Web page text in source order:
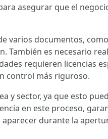
asegurar que el
varios documentos,
También es necesario
requieren licencias
control más riguroso.
y sector, ya que esto
en este proceso,
durante la